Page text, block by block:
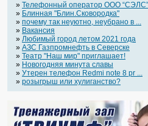
» Телефонный оператор OOO
» Блинная "Блин.Сковородка"
» почему так неуютно, неубрано в ...
» Вакансия
» Любимый город летом 2021 года
» АЗС Газпромнефть в Северске
» Театр "Наш мир" приглашает!
» Новогодняя минута славы
» Утерен телефон Redmi note 8 pr ...
» розыгрыш или хулиганство?